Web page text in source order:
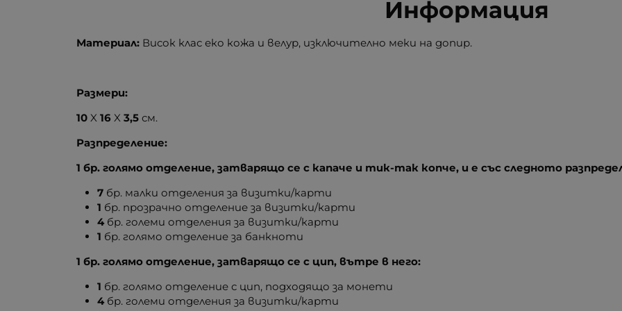
Информация
Материал: Висок клас еко кожа и велур, изключително меки на допир.
Размери:
10 X16 X3,5 см.
Разпределение:
1 бр. голямо отделение, затварящо се с капаче и тик-так копче, и е със следното
7 бр. малки отделения за визитки/карти
1 бр. прозрачно отделение за визитки/карти
4бр. големи отделения за визитки/карти
1 бр. голямо отделение за банкноти
1 бр. голямо отделение, затварящо се с цип, вътре в него:
1 бр. голямо отделение с цип, подходящо за монети
4бр. големи отделения за визитки/карти